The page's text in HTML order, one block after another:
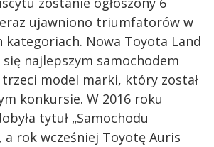
ujawniono triumfatorów w
kategoriach. Nowa Toyota Land
się najlepszym samochodem
model marki, który został
konkursie. W 2016 roku
tytuł „Samochodu
a rok wcześniej Toyotę Auris